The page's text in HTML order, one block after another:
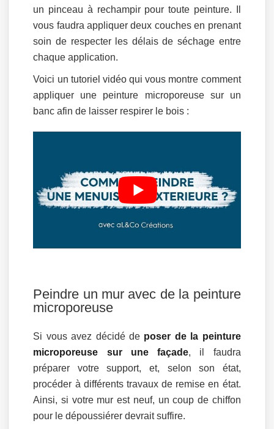
un pinceau à rechampir pour toute peinture. Il
vous faudra appliquer deux couches en prenant
soin de respecter les délais de séchage entre
chaque application.
Voici un tutoriel vidéo qui vous montre comment
appliquer une peinture microporeuse sur un
banc afin de laisser respirer le bois :
Peindre un mur avec de la peinture
microporeuse
Si vous avez décidé de poser de la peinture
microporeuse sur une façade, il faudra
préparer votre support, et, selon son état,
procéder à différents travaux de remise en état.
Ainsi, si votre mur est neuf, un coup de chiffon
pour le dépoussiérer devrait suffire.